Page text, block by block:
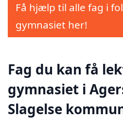
Få hjælp til alle fag i
gymnasiet her!
Fag du kan få
gymnasiet i
Slagelse